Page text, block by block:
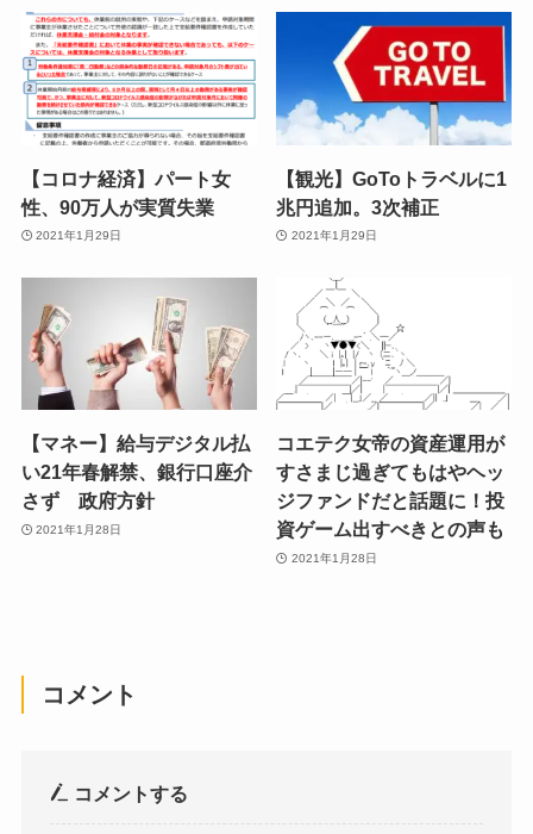
【コロナ経済】パート女
性、90万人が実質失業
2021年1月29日
【観光】GoToトラベルに1
兆円追加。3次補正
2021年1月29日
【マネー】給与デジタル払
い21年春解禁、銀行口座介
さず 政府方針
2021年1月28日
コエテク女帝の資産運用が
すさまじ過ぎてもはやヘッ
ジファンドだと話題に！投
資ゲーム出すべきとの声も
2021年1月28日
コメント
コメントする